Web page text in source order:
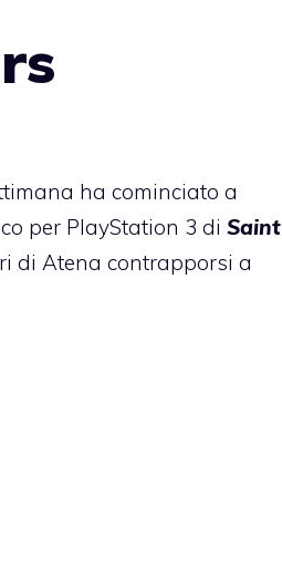
ha cominciato a
per PlayStation 3 di Saint
di Atena contrapporsi a